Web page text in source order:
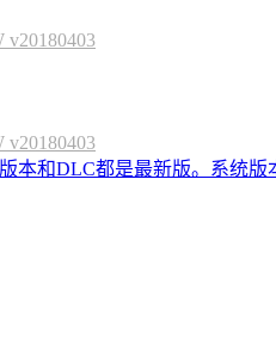
和DLC都是最新版。系统版